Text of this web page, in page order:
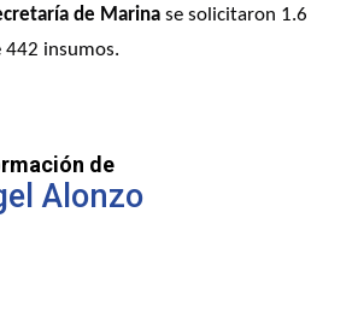
de Marina se solicitaron 1.6
442 insumos.
de
Alonzo